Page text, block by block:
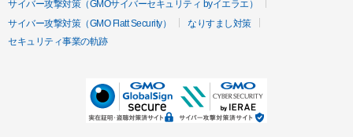
サイバー攻撃対策（GMOサイバーセキュリティ byイエラエ）
サイバー攻撃対策（GMO Flatt Security）
なりすまし対策
セキュリティ事業の軌跡